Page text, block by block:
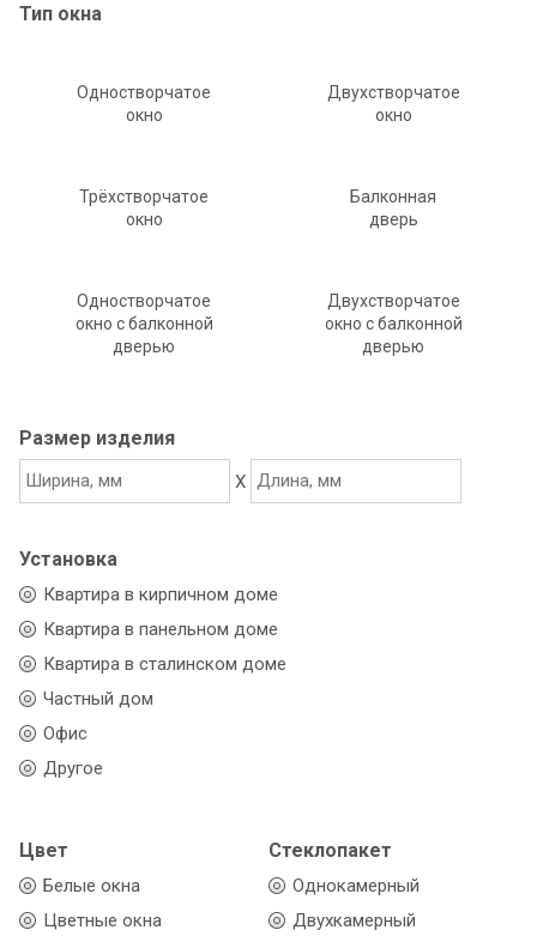
Тип окна
Одностворчатое
окно
Двухстворчатое
окно
Трёхстворчатое
окно
Балконная
дверь
Одностворчатое
окно с балконной
дверью
Двухстворчатое
окно с балконной
дверью
Размер изделия
X
Установка
Квартира в кирпичном доме
Квартира в панельном доме
Квартира в сталинском доме
Частный дом
Офис
Другое
Цвет
Белые окна
Цветные окна
Стеклопакет
Однокамерный
Двухкамерный